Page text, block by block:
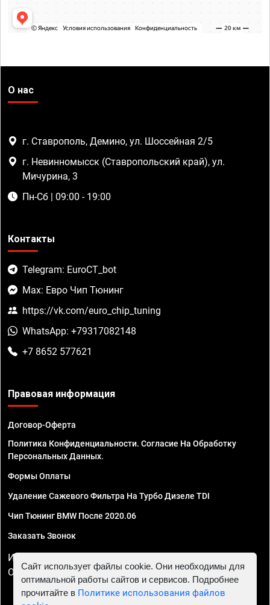
О нас
г. Ставрополь, Демино, ул. Шоссейная 2/5
г. Невинномысск (Ставропольский край), ул.
Мичурина, 3
Пн-Сб | 09:00 - 19:00
Контакты
Telegram: EuroCT_bot
Max: Евро Чип Тюнинг
https://vk.com/euro_chip_tuning
WhatsApp: +79317082148
+7 8652 577621
Правовая информация
Договор-Оферта
Политика Конфиденциальности. Согласие На Обработку
Персональных Данных.
Формы Оплаты
Удаление Сажевого Фильтра На Турбо Дизеле TDI
Чип Тюнинг BMW После 2020.06
Заказать Звонок
ИП Смирнов Георгий Павлович. ИНН 781302555843,
ОГРНИП 324470400032610
Сайт использует файлы cookie. Они необходимы для
оптимальной работы сайтов и сервисов. Подробнее
прочитайте в Политике использования файлов